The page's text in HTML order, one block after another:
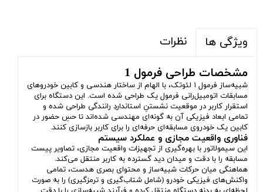
ویژگی ها نظرات
مشخصات طراحی فرمول 1
شبیه‌ساز فرمول ۱ لئوتک، با الهام از ساختار هندسی و کابین خودروهای
مسابقات اتومبیل‌رانی فرمول یک طراحی شده است. این دستگاه برای
استقرار کاربر در موقعیت نشستنِ استانداردِ رانندگی طراحی شده و
تمامی ابعاد فیزیکی آن به گونه‌ای مهندسی شده‌اند تا حسِ حضور در
کابین یک خودروی مسابقه‌ای حرفه‌ای را برای کاربر بازسازی کنند.
فناوری واقعیت مجازی و عملکرد سیستم
این سیمولاتور با بهره‌گیری از تجهیزات واقعیت مجازی، تصاویر پیست
مسابقه را با دقت و میدان دید گسترده به کاربر منتقل می‌کند.
هماهنگی میان حرکات شبیه‌ساز و محتوای بصری هدست، تمامی
واکنش‌های فیزیکی خودرو (شامل شتاب‌گیری و ترمزگیری) را به صورت